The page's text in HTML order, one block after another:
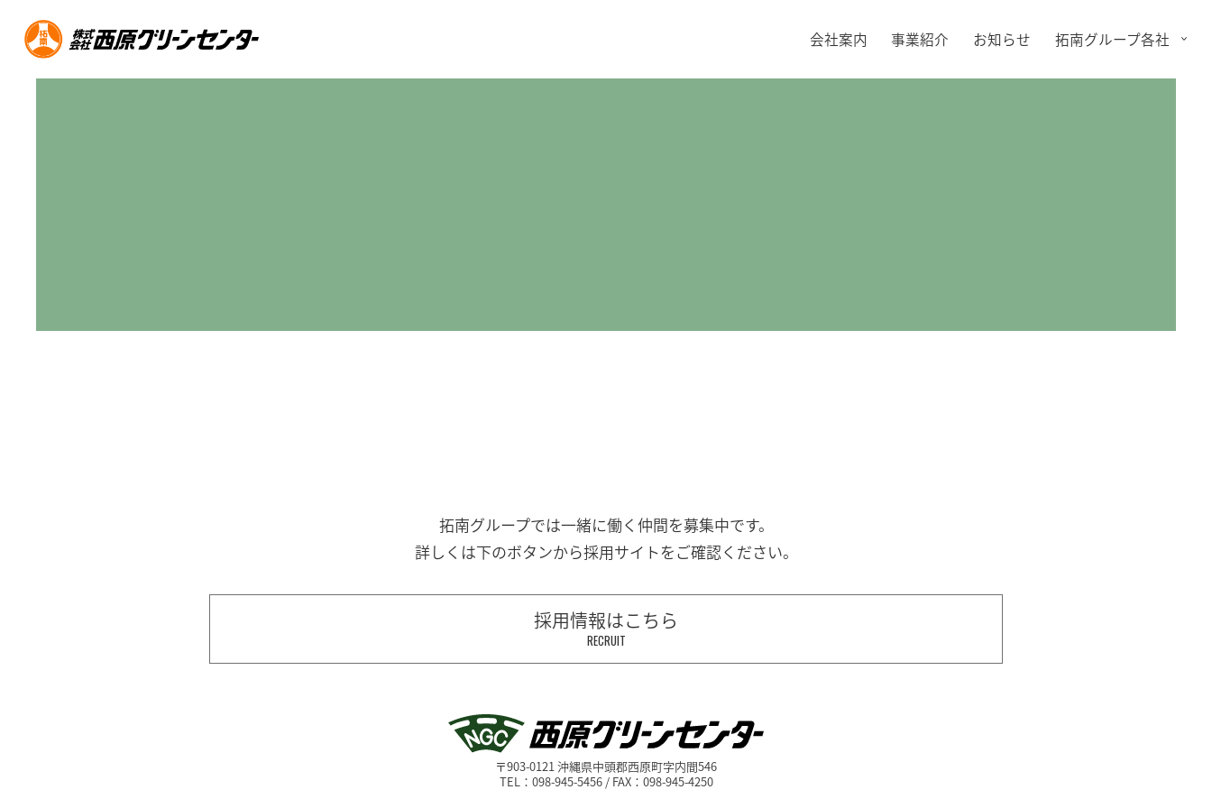
会社案内 事業紹介 お知らせ 拓南グループ各社
拓南グループでは一緒に働く 仲間を募集中です。
詳しくは下のボタンから採用サイトをご確認ください。
採用情報はこちら
RECRUIT
〒903-0121 沖縄県中頭郡西原町字内間546
TEL：098-945-5456 / FAX：098-945-4250